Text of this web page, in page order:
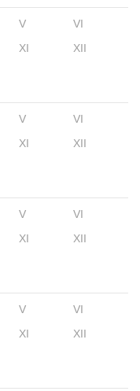
V
VI
XI XII
V
VI
XI XII
V
VI
XI XII
V
VI
XI XII